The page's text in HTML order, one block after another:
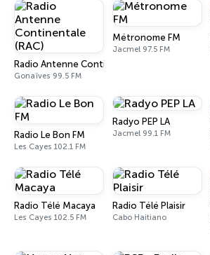
Radio Antenne Continentale (RAC)
Gonaïves 99.5 FM
Métronome FM
Jacmel 97.5 FM
Radio Le Bon FM
Les Cayes 102.1 FM
Radyo PEP LA
Jacmel 99.1 FM
Radio Télé Macaya
Les Cayes 102.5 FM
Radio Télé Plaisir
Cabo Haitiano